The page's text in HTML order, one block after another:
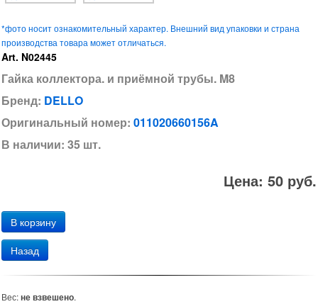
*фото носит ознакомительный характер. Внешний вид упаковки и страна
производства товара может отличаться.
Art. N02445
Гайка коллектора. и приёмной трубы. M8
Бренд: DELLO
Оригинальный номер: 011020660156A
В наличии: 35 шт.
Цена: 50 руб.
Назад
Вес:не взвешено.